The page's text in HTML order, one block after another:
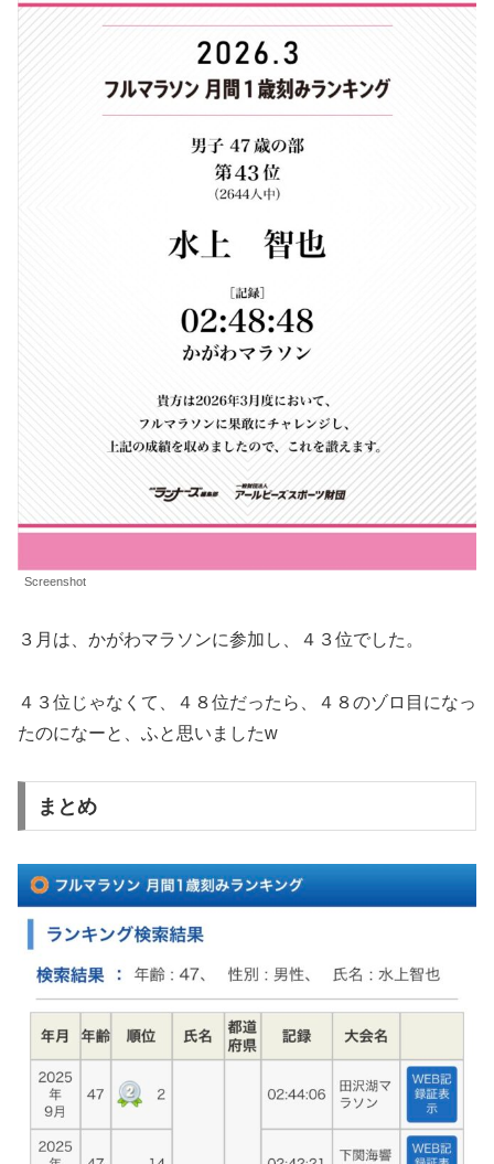
Screenshot
３月は、かがわマラソンに参加し、４３位でした。
４３位じゃなくて、４８位だったら、４８のゾロ目になっ
たのになーと、ふと思いましたw
まとめ